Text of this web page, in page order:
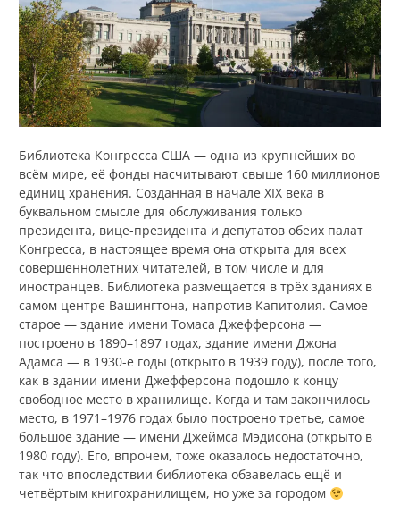
Библиотека Конгресса США — одна из крупнейших во
всём мире, её фонды насчитывают свыше 160 миллионов
единиц хранения. Созданная в начале XIX века в
буквальном смысле для обслуживания только
президента, вице-президента и депутатов обеих палат
Конгресса, в настоящее время она открыта для всех
совершеннолетних читателей, в том числе и для
иностранцев. Библиотека размещается в трёх зданиях в
самом центре Вашингтона, напротив Капитолия. Самое
старое — здание имени Томаса Джефферсона —
построено в 1890–1897 годах, здание имени Джона
Адамса — в 1930-е годы (открыто в 1939 году), после того,
как в здании имени Джефферсона подошло к концу
свободное место в хранилище. Когда и там закончилось
место, в 1971–1976 годах было построено третье, самое
большое здание — имени Джеймса Мэдисона (открыто в
1980 году). Его, впрочем, тоже оказалось недостаточно,
так что впоследствии библиотека обзавелась ещё и
четвёртым книгохранилищем, но уже за городом